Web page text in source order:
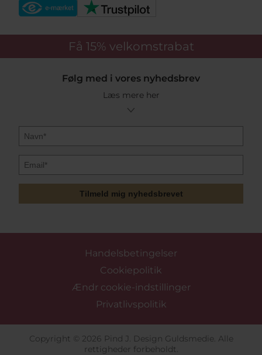
Få 15% velkomstrabat
Følg med i vores nyhedsbrev
Læs mere her
Tilmeld mig nyhedsbrevet
Handelsbetingelser
Cookiepolitik
Ændr cookie-indstillinger
Privatlivspolitik
Copyright © 2026 Pind J. Design Guldsmedie. Alle
rettigheder forbeholdt.